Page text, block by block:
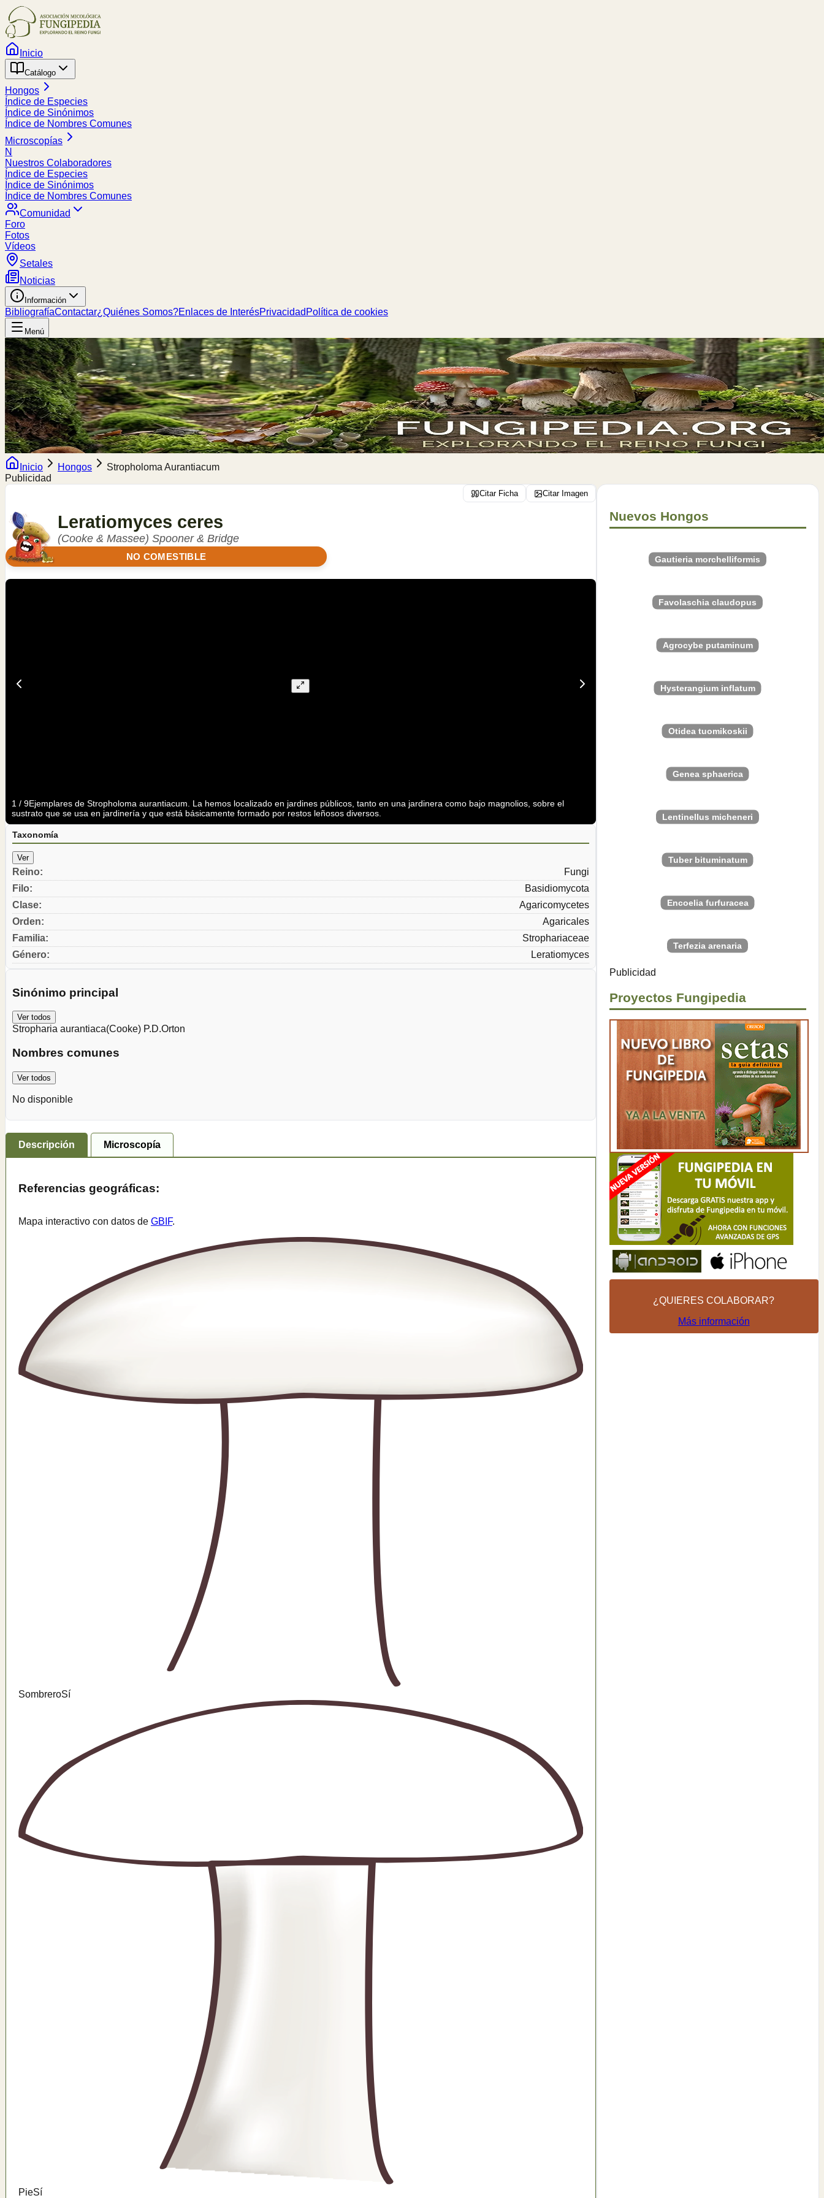
Inicio
Catálogo
Hongos
Índice de Especies
Índice de Sinónimos
Índice de Nombres Comunes
Microscopías
N
Nuestros Colaboradores
Índice de Especies
Índice de Sinónimos
Índice de Nombres Comunes
Comunidad
Foro
Fotos
Vídeos
Setales
Noticias
Información
BibliografíaContactar¿Quiénes Somos?Enlaces de InterésPrivacidad Política de cookies
Menú
Inicio Hongos
Stropholoma Aurantiacum
Publicidad
Citar Ficha Citar Imagen
Leratiomyces ceres
(Cooke & Massee) Spooner & Bridge
NO COMESTIBLE
1 / 9Ejemplares de Stropholoma aurantiacum. La hemos localizado en jardines públicos, tanto en una jardinera como bajo magnolios, sobre el
sustrato que se usa en jardinería y que está básicamente formado por restos leñosos diversos.
Taxonomía
Ver
Reino:
Fungi
Filo:
Basidiomycota
Clase:
Agaricomycetes
Orden:
Agaricales
Familia:
Strophariaceae
Género: Leratiomyces
Sinónimo principal
Ver todos
Stropharia aurantiaca(Cooke) P.D.Orton
Nombres comunes
Ver todos
No disponible
Descripción Microscopía
Referencias geográficas:
Mapa interactivo con datos de GBIF.
SombreroSí
PieSí
Nuevos Hongos
Gautieria morchelliformis
Favolaschia claudopus
Agrocybe putaminum
Hysterangium inflatum
Otidea tuomikoskii
Genea sphaerica
Lentinellus micheneri
Tuber bituminatum
Encoelia furfuracea
Terfezia arenaria
Publicidad
Proyectos Fungipedia
¿QUIERES COLABORAR?
Más información